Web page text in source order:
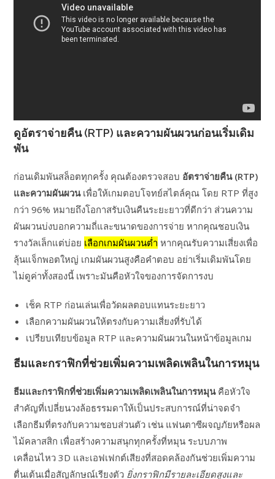
ดูอัตราจ่ายคืน (RTP) และความผันผวนก่อนเริ่มเดิม
พัน
ก่อนเดิมพันสล็อตทุกครั้ง คุณต้องตรวจสอบ อัตราจ่ายคืน (RTP)
และความผันผวนเพื่อให้เกมตอบโจทย์สไตล์คุณ โดย RTP ที่สูง
กว่า 96% หมายถึงโอกาสรับเงินคืนระยะยาวที่ดีกว่า ส่วนความ
ผันผวนบ่งบอกความถี่และขนาดของการจ่าย หากคุณชอบเงิน
รางวัลเล็กแต่บ่อย เลือกเกมผันผวนต่ำ หากคุณรับความเสี่ยงเพื่อ
ลุ้นแจ็กพอตใหญ่ เกมผันผวนสูงคือคำตอบ อย่าเริ่มเดิมพันโดย
ไม่ดูค่าทั้งสองนี้ เพราะมันคือหัวใจของการจัดการงบ
เช็ค RTP ก่อนเล่นเพื่อวัดผลตอบแทนระยะยาว
เลือกความผันผวนให้ตรงกับความเสี่ยงที่รับได้
เปรียบเทียบข้อมูล RTP และความผันผวนในหน้าข้อมูลเกม
ธีมและกราฟิกที่ช่วยเพิ่มความเพลิดเพลินในการหมุน
ธีมและกราฟิกที่ช่วยเพิ่มความเพลิดเพลินในการหมุนคือหัวใจ
สำคัญที่เปลี่ยนวงล้อธรรมดาให้เป็นประสบการณ์ที่น่าจดจำ
เลือกธีมที่ตรงกับความชอบส่วนตัว เช่น แฟนตาซีผจญภัยหรือผล
ไม้คลาสสิก เพื่อสร้างความสนุกทุกครั้งที่หมุน ระบบภาพ
เคลื่อนไหว 3D และเอฟเฟกต์เสียงที่สอดคล้องกันช่วยเพิ่มความ
ตื่นเต้นเมื่อสัญลักษณ์เรียงตัว ยิ่งกราฟิกมีรายละเอียดสูงและ